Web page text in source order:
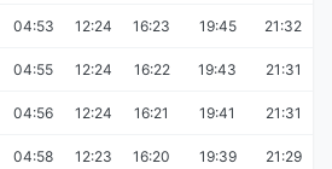
04:53 12:24 16:23 19:45 21:32
04:55 12:24 16:22 19:43 21:31
04:56 12:24 16:21 19:41 21:31
04:58 12:23 16:20 19:39 21:29